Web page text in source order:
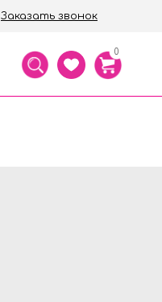
Заказать звонок
0